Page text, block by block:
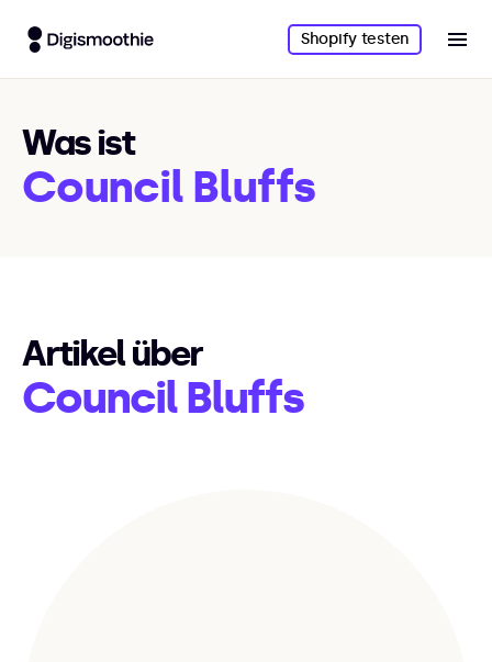
Shopify testen
Was ist
Council Bluffs
Artikel über
Council Bluffs